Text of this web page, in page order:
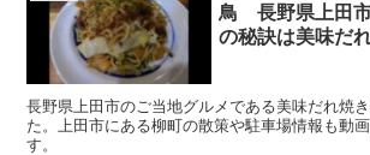
鳥 長野県上田
の秘訣は美味だれ
長野県上田市のご当地グルメである美味だれ焼
た。上田市にある柳町の散策や駐車場情報も動
す。